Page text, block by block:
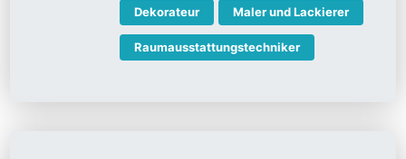
Dekorateur Maler und Lackierer
Raumausstattungstechniker